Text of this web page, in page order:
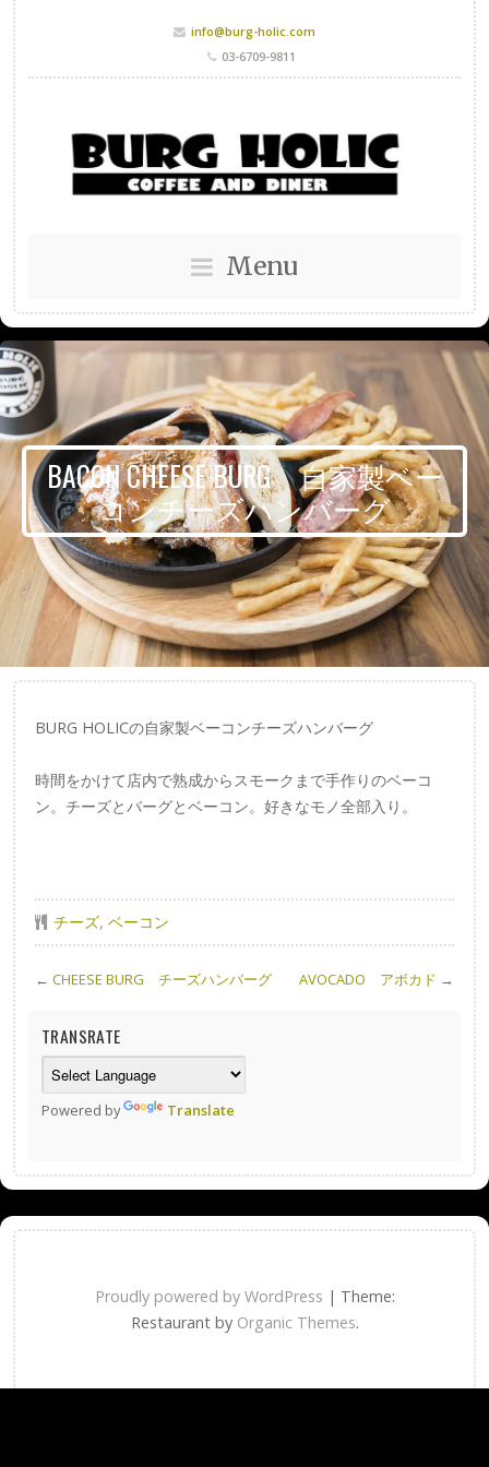
info@burg-holic.com
03-6709-9811
Menu
BACON CHEESE BURG 自家製ベー
コンチーズハンバーグ
BURG HOLICの自家製ベーコンチーズハンバーグ
時間をかけて店内で熟成からスモークまで手作りのベーコ
ン。チーズとバーグとベーコン。好きなモノ全部入り。
チーズ, ベーコン
← CHEESE BURG チーズハンバーグ AVOCADO アボカド →
TRANSRATE
Powered by Translate
Proudly powered by WordPress | Theme:
Restaurant by Organic Themes.